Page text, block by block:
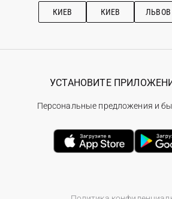
КИЕВ КИЕВ ЛЬВОВ
УСТАНОВИТЕ
Персональные предложения и